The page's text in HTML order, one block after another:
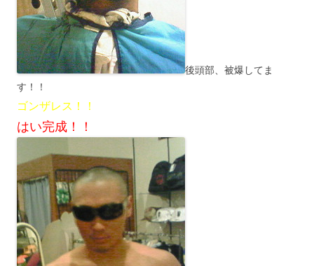
後頭部、被爆してま
す！！
ゴンザレス！！
はい完成！！